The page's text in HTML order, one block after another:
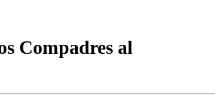
Compadres al